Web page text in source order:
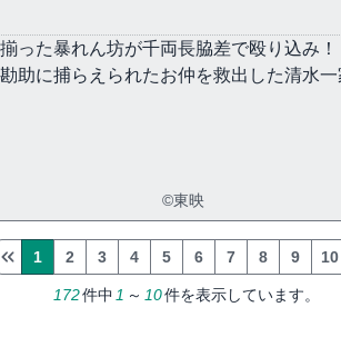
った暴れん坊が千両長脇差で殴り込み
助に捕らえられたお仲を救出した清水
©東映
172件中 1 ～ 10件を表示しています。
1 2 3 4 5 6 7 8 9 10